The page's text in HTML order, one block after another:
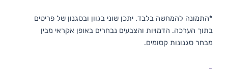
*התמונה להמחשה בלבד. יתכן שוני בגוון ובסגנון של פריטים
בתוך הערכה. הדמויות והצבעים נבחרים באופן אקראי מבין
מבחר סגנונות קסומים.
-